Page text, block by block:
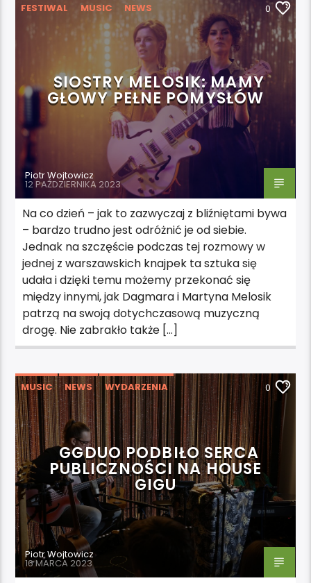
FESTIWAL MUSIC NEWS 0
SIOSTRY MELOSIK: MAMY
GŁOWY PEŁNE POMYSŁÓW
Piotr Wojtowicz
12 PAŹDZIERNIKA 2023
Na co dzień – jak to zazwyczaj z bliźniętami bywa
– bardzo trudno jest odróżnić je od siebie.
Jednak na szczęście podczas tej rozmowy w
jednej z warszawskich knajpek ta sztuka się
udała i dzięki temu możemy przekonać się
między innymi, jak Dagmara i Martyna Melosik
patrzą na swoją dotychczasową muzyczną
drogę. Nie zabrakło także […]
MUSIC NEWS WYDARZENIA 0
GGDUO PODBIŁO SERCA
PUBLICZNOŚCI NA HOUSE
GIGU
Piotr Wojtowicz
16 MARCA 2023